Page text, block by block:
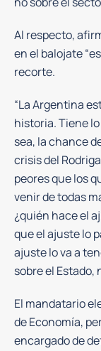
Al respecto,
en el balojate
recorte.
“La Argentina
historia. Tiene
sea, la chance
crisis del
peores que los
venir de todas
¿quién hace el
que el ajuste lo
ajuste lo va a
sobre el Estado,
El mandatario
de Economía,
encargado de